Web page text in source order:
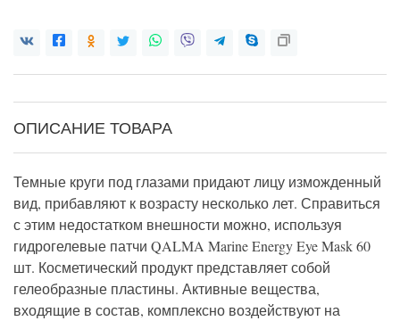
ОПИСАНИЕ ТОВАРА
Темные круги под глазами придают лицу изможденный
вид, прибавляют к возрасту несколько лет. Справиться
с этим недостатком внешности можно, используя
гидрогелевые патчи QALMA Marine Energy Eye Mask 60
шт. Косметический продукт представляет собой
гелеобразные пластины. Активные вещества,
входящие в состав, комплексно воздействуют на